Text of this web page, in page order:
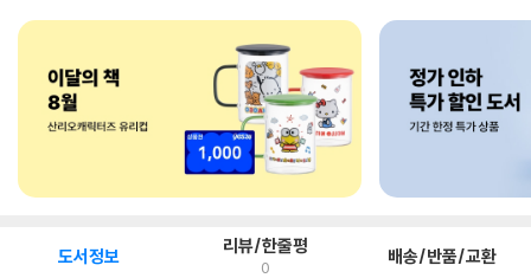
도서정보 리뷰/한줄평
0 배송/반품/교환